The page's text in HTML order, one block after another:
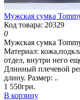
Мужская сумка
Код товара: 20329
0
Мужская сумка
Материал:
отдел, внутри него
Длинный плечевой
длину. Размер: ..
1 550грн.
В корзину